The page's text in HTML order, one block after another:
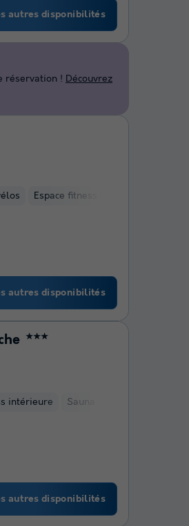
autres disponibilités
Espace fitness intérieure
autres disponibilités
★★★
intérieure Sauna
autres disponibilités
réservation ! Découvrez